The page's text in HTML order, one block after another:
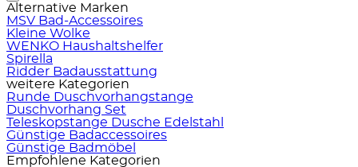
Alternative Marken
MSV Bad-Accessoires
Kleine Wolke
WENKO Haushaltshelfer
Spirella
Ridder Badausstattung
weitere Kategorien
Runde Duschvorhangstange
Duschvorhang Set
Teleskopstange Dusche Edelstahl
Günstige Badaccessoires
Günstige Badmöbel
Empfohlene Kategorien